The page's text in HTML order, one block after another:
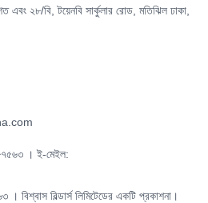
এবং ২৮/বি, টয়েনবি সার্কুলার রোড, মতিঝিল ঢাকা,
। ই-মেইল:
বিল্ডার্স লিমিটেডের একটি প্রকাশনা।